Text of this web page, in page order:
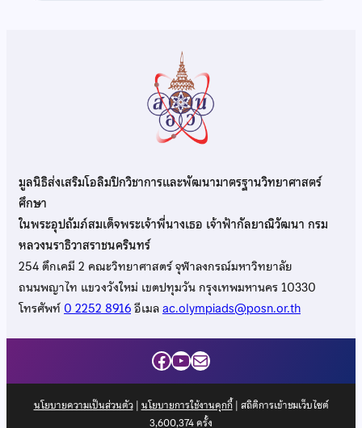
มูลนิธิส่งเสริมโอลิมปิกวิชาการและพัฒนามาตรฐานวิทยาศาสตร์
ศึกษา
ในพระอุปถัมภ์สมเด็จพระเจ้าพี่นางเธอ เจ้าฟ้ากัลยาณิวัฒนา กรม
หลวงนราธิวาสราชนครินทร์
254 ตึกเคมี 2 คณะวิทยาศาสตร์ จุฬาลงกรณ์มหาวิทยาลัย
ถนนพญาไท แขวงวังใหม่ เขตปทุมวัน กรุงเทพมหานคร 10330
โทรศัพท์0 2252 8916อีเมลac.olympiads@posn.or.th
Facebook
YouTube
Mail
นโยบายความเป็นส่วนตัว| นโยบายการใช้งานคุกกี้| สถิติการเข้าชมเว็บไซต์
3,600,374ครั้ง